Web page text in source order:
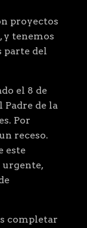
proyectos
y tenemos
parte del
el 8 de
Padre de la
Por
receso.
este
completar